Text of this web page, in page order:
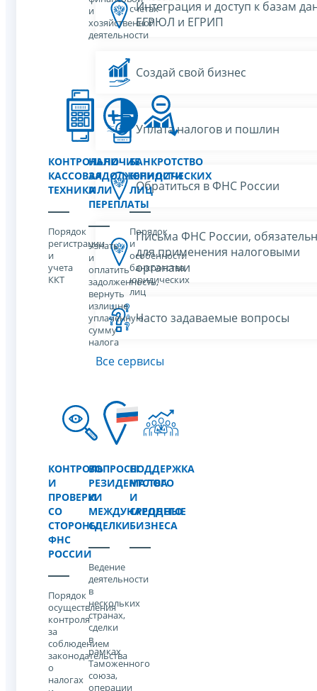
и
хозяйственной
деятельности
счетах
КОНТРОЛЬНО-
КАССОВАЯ
ТЕХНИКА
Порядок
регистрации
и
учета
ККТ
НАЛИЧИЕ
ЗАДОЛЖЕННОСТИ
ИЛИ
ПЕРЕПЛАТЫ
Узнать
и
оплатить
задолженность,
вернуть
излишне
уплаченную
сумму
налога
БАНКРОТСТВО
ЮРИДИЧЕСКИХ
ЛИЦ
Порядок
и
особенности
банкротства
юридических
лиц
КОНТРОЛЬ
И
ПРОВЕРКИ
СО
СТОРОНЫ
ФНС
РОССИИ
Порядок
осуществления
контроля
за
соблюдением
законодательства
о
налогах
ВОПРОСЫ
РЕЗИДЕНТСТВА
И
МЕЖДУНАРОДНЫЕ
СДЕЛКИ
Ведение
деятельности
в
нескольких
странах,
сделки
в
рамках
Таможенного
союза,
операции
ПОДДЕРЖКА
МАЛОГО
И
СРЕДНЕГО
БИЗНЕСА
Интеграция и доступ к базам
ЕГРЮЛ и ЕГРИП
Создай свой бизнес
Уплата налогов и пошлин
Обратиться в ФНС России
Письма ФНС России,
для применения налоговыми
органами
Часто задаваемые вопросы
Все сервисы